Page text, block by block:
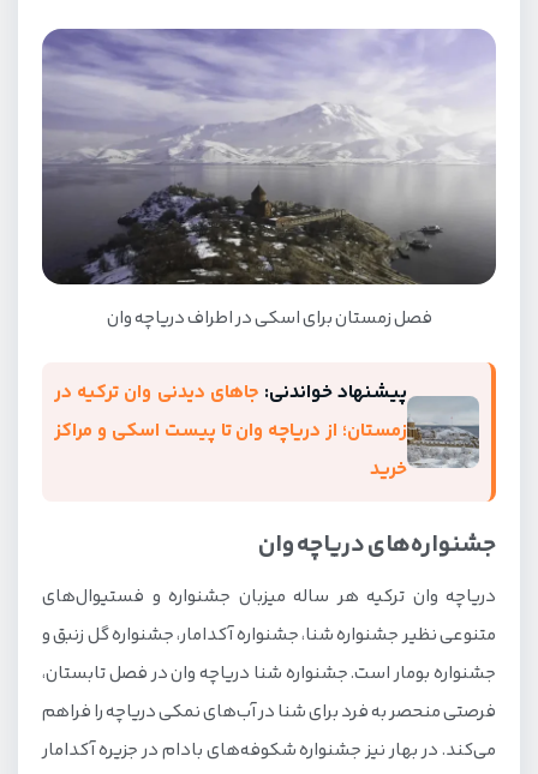
فصل زمستان برای اسکی در اطراف دریاچه وان
پیشنهاد خواندنی: جاهای دیدنی وان ترکیه در
زمستان؛ از دریاچه وان تا پیست اسکی و مراکز
خرید
جشنواره‌های دریاچه وان
دریاچه وان ترکیه هر ساله میزبان جشنواره و فستیوال‌های
متنوعی نظیر جشنواره شنا، جشنواره آکدامار، جشنواره گل زنبق و
جشنواره بومار است. جشنواره شنا دریاچه وان در فصل تابستان،
فرصتی منحصر به فرد برای شنا در آب‌های نمکی دریاچه را فراهم
می‌کند. در بهار نیز جشنواره شکوفه‌های بادام در جزیره آکدامار